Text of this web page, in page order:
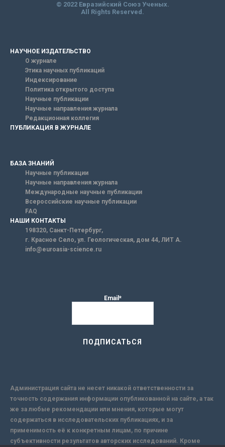
© 2022 Евразийский Союз Ученых.
All Rights Reserved.
НАУЧНОЕ ИЗДАТЕЛЬСТВО
О журнале
Этика научных публикаций
Индексирование
Политика открытого доступа
Научные публикации
Научные направления журнала
Редакционная коллегия
ПУБЛИКАЦИЯ В ЖУРНАЛЕ
БАЗА ЗНАНИЙ
Научные публикации
Научные направления журнала
Международные научные публикации
Всероссийские научные публикации
FAQ
НАШИ КОНТАКТЫ
198320, Санкт-Петербург,
г. Красное Село, ул. Геологическая, дом 44, ЛИТ А.
info@euroasia-science.ru
Email*
Администрация сайта не несет никакой ответственности за
точность содержания информации опубликованной на сайте, а так
же за любые рекомендации или мнения, которые могут
содержаться в исследовательских публикациях, и за
применимость её к конкретным лицам, по причине
субъективности результатов авторских исследований. Кроме